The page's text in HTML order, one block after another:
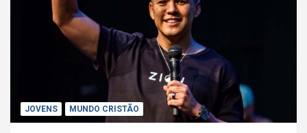
JOVENS MUNDO CRISTÃO